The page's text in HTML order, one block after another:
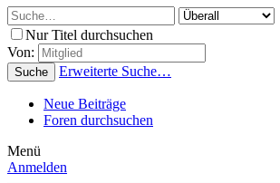
Nur Titel durchsuchen
Von:
Suche Erweiterte Suche…
Neue Beiträge
Foren durchsuchen
Menü
Anmelden